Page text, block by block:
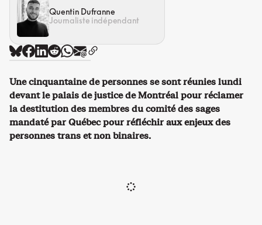
Quentin Dufranne
Journaliste indépendant
Une cinquantaine de personnes se sont réunies lundi
devant le palais de justice de Montréal pour réclamer
la destitution des membres du comité des sages
mandaté par Québec pour réfléchir aux enjeux des
personnes trans et non binaires.